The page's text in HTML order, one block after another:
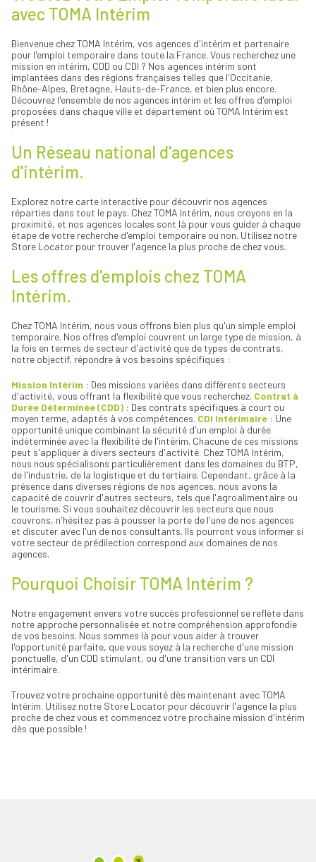
Pas-de-Calais
Puy-de-Dôme
Rhône
Saône-et-Loire
Sarthe
Seine-et-Marne
Var
Lille
Louhans
Mérignac
Mitry-Mory
Monistrol-sur-Loire
Montbrison
Montereau-Fault-Yonne
Montpellier
Muret
Nancy
Neuville-sur-Saône
Orléans
Quimper
Rodez
Saint-Étienne
Saint-Herblain
Saint-Laurent-sur-Saône
Saint-Maximin-la-Sainte-Baume
Tours
Truyes
Vienne
avec TOMA Intérim
Bienvenue chez TOMA Intérim, vos agences d'intérim et partenaire
pour l'emploi temporaire dans toute la France. Vous recherchez une
mission en intérim, CDD ou CDI ? Nos agences intérim sont
implantées dans des régions françaises telles que l'Occitanie,
Rhône-Alpes, Bretagne, Hauts-de-France, et bien plus encore.
Découvrez l'ensemble de nos agences intérim et les offres d'emploi
proposées dans chaque ville et département où TOMA Intérim est
présent !
Un Réseau national d'agences
d'intérim.
Explorez notre carte interactive pour découvrir nos agences
réparties dans tout le pays. Chez TOMA Intérim, nous croyons en la
proximité, et nos agences locales sont là pour vous guider à chaque
étape de votre recherche d'emploi temporaire ou non. Utilisez notre
Store Locator pour trouver l'agence la plus proche de chez vous.
Les offres d'emplois chez TOMA
Intérim.
Chez TOMA Intérim, nous vous offrons bien plus qu'un simple emploi
temporaire. Nos offres d'emploi couvrent un large type de mission, à
la fois en termes de secteur d'activité que de types de contrats,
notre objectif, répondre à vos besoins spécifiques :
Mission Intérim : Des missions variées dans différents secteurs
d'activité, vous offrant la flexibilité que vous recherchez. Contrat à
Durée Déterminée (CDD) : Des contrats spécifiques à court ou
moyen terme, adaptés à vos compétences. CDI Intérimaire : Une
opportunité unique combinant la sécurité d'un emploi à durée
indéterminée avec la flexibilité de l'intérim. Chacune de ces missions
peut s'appliquer à divers secteurs d'activité. Chez TOMA Intérim,
nous nous spécialisons particulièrement dans les domaines du BTP,
de l'industrie, de la logistique et du tertiaire. Cependant, grâce à la
présence dans diverses régions de nos agences, nous avons la
capacité de couvrir d'autres secteurs, tels que l'agroalimentaire ou
le tourisme. Si vous souhaitez découvrir les secteurs que nous
couvrons, n'hésitez pas à pousser la porte de l'une de nos agences
et discuter avec l'un de nos consultants. Ils pourront vous informer si
votre secteur de prédilection correspond aux domaines de nos
agences.
Pourquoi Choisir TOMA Intérim ?
Notre engagement envers votre succès professionnel se reflète dans
notre approche personnalisée et notre compréhension approfondie
de vos besoins. Nous sommes là pour vous aider à trouver
l'opportunité parfaite, que vous soyez à la recherche d'une mission
ponctuelle, d'un CDD stimulant, ou d'une transition vers un CDI
intérimaire.
Trouvez votre prochaine opportunité dès maintenant avec TOMA
Intérim. Utilisez notre Store Locator pour découvrir l'agence la plus
proche de chez vous et commencez votre prochaine mission d'intérim
dès que possible !